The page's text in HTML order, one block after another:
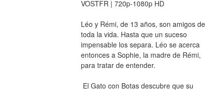
VOSTFR | 720p-1080p HD
Léo y Rémi, de 13 años, son amigos de
toda la vida. Hasta que un suceso
impensable los separa. Léo se acerca
entonces a Sophie, la madre de Rémi,
para tratar de entender.